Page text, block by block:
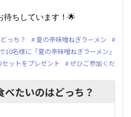
待ちしています！🌟
っち？
夏の辛味噌ねぎラーメン
10名様に「夏の辛味噌ねぎラーメン」
ットをプレゼント
ぜひご参加くだ
べたいのはどっち？